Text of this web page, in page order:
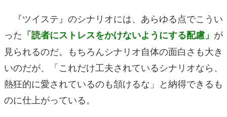
『ツイステ』のシナリオには、あらゆる点でこうい
った 「読者にストレスをかけないようにする配慮」 が
見られるのだ。もちろんシナリオ自体の面白さも大き
いのだが、「これだけ工夫されているシナリオなら、
熱狂的に愛されているのも頷けるな」と納得できるも
のに仕上がっている。